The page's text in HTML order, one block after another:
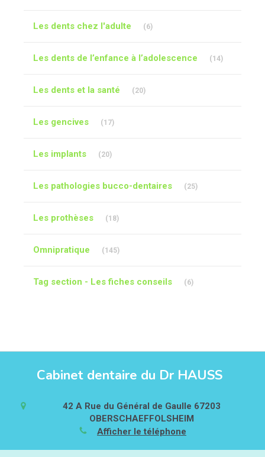
Les dents chez l'adulte (6)
Les dents de l’enfance à l’adolescence (14)
Les dents et la santé (20)
Les gencives (17)
Les implants (20)
Les pathologies bucco-dentaires (25)
Les prothèses (18)
Omnipratique (145)
Tag section - Les fiches conseils (6)
Cabinet dentaire du Dr HAUSS
42 A Rue du Général de Gaulle 67203
OBERSCHAEFFOLSHEIM
Afficher le téléphone